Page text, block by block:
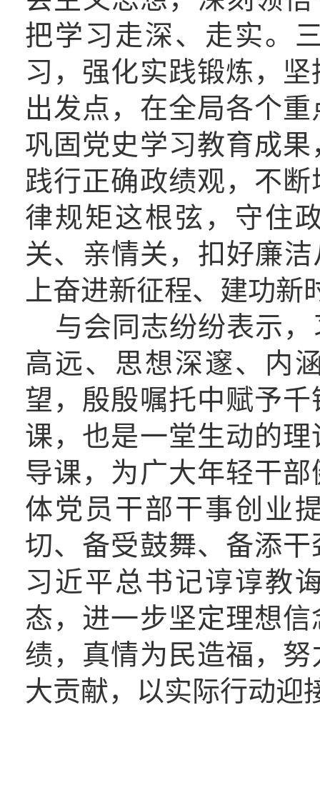
把学习走深、走实。
习，强化实践锻炼，
出发点，在全局各个
巩固党史学习教育成
践行正确政绩观，不
律规矩这根弦，守住
关、亲情关，扣好廉洁
上奋进新征程、建功新
与会同志纷纷表示 ，
高远、思想深邃、内
望，殷殷嘱托中赋予
课，也是一堂生动的
导课，为广大年轻干
体党员干部干事创业
切、备受鼓舞、备添干
习近平总书记谆谆教
态，进一步坚定理想
绩， 真情为民造福， 努
大贡献， 以实际行动迎